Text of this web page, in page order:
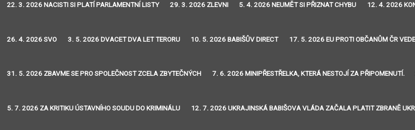
22. 3. 2026 NACISTI SI PLATÍ PARLAMENTNÍ LISTY 29. 3. 2026 ZLEVNI 5. 4. 2026 NEUMĚT SI PŘIZNAT CHYBU 12. 4. 2026
26. 4. 2026 SVO 3. 5. 2026 DVACET DVA LET TERORU 10. 5. 2026 BABIŠŮV DIRECT 17. 5. 2026 EU PROTI OBČANŮM ČR
31. 5. 2026 ZBAVME SE PRO SPOLEČNOST ZCELA ZBYTEČNÝCH 7. 6. 2026 MINIPŘESTŘELKA, KTERÁ NESTOJÍ ZA PŘIPOMENUTÍ.
5. 7. 2026 ZA KRITIKU ÚSTAVNÍHO SOUDU DO KRIMINÁLU 12. 7. 2026 UKRAJINSKÁ BABIŠOVA VLÁDA ZAČALA PLATIT ZBRANĚ